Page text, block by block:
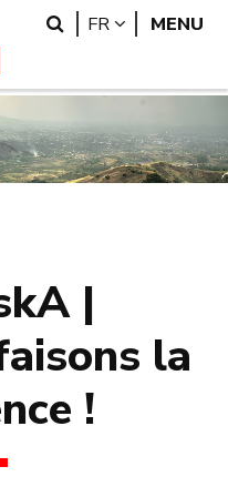
Search
FR LANGUAGE
MENU
|
la
!